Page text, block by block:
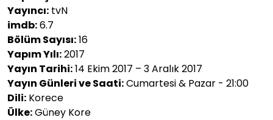
Yayıncı: tvN
imdb:6.7
Bölüm Sayısı:16
Yapım Yılı:2017
Yayın Tarihi:14 Ekim 2017 – 3 Aralık 2017
Yayın Günleri ve Saati:Cumartesi & Pazar - 21:00
Dili: Korece
Ülke:Güney Kore